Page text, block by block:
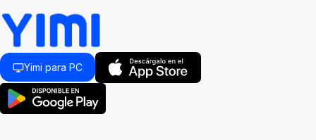
Yimi para PC